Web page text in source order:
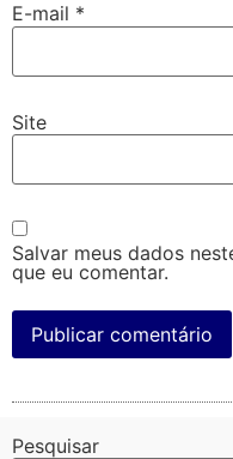
E-mail *
Site
Salvar meus dados
que eu comentar.
Pesquisar